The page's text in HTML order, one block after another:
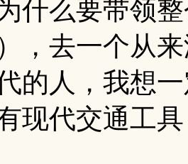
什么要带领
，去一个从
的人，我想
现代交通工